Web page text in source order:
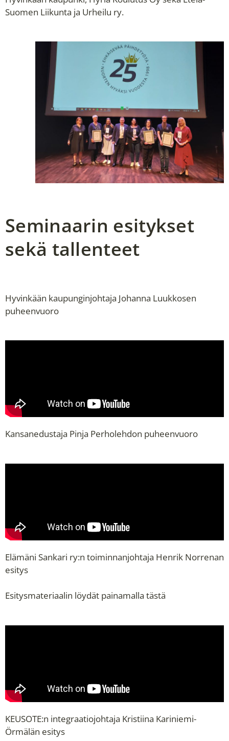
Suomen Liikunta ja Urheilu ry.
Seminaarin esitykset
sekä tallenteet
Hyvinkään kaupunginjohtaja Johanna Luukkosen
puheenvuoro
Kansanedustaja Pinja Perholehdon puheenvuoro
Elämäni Sankari ry:n toiminnanjohtaja Henrik Norrenan
esitys
Esitysmateriaalin löydät painamalla tästä
KEUSOTE:n integraatiojohtaja Kristiina Kariniemi-
Örmälän esitys